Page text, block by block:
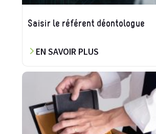
Saisir le référent déontologue
EN SAVOIR PLUS